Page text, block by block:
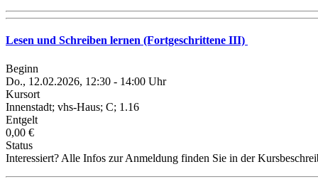
Lesen und Schreiben lernen (Fortgeschrittene III)
Beginn
Do., 12.02.2026, 12:30 - 14:00 Uhr
Kursort
Innenstadt; vhs-Haus; C; 1.16
Entgelt
0,00 €
Status
Interessiert? Alle Infos zur Anmeldung finden Sie in der